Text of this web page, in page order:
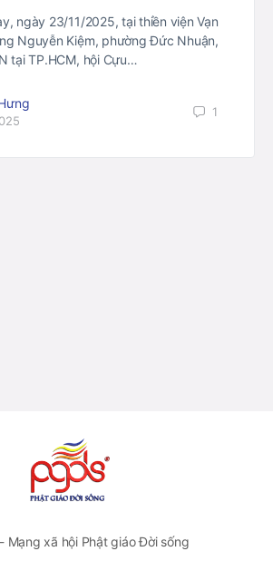
ngày 23/11/2025, tại thiền viện Vạn
Nguyễn Kiệm, phường Đức Nhuận,
tại TP.HCM, hội Cựu…
1
Mạng xã hội Phật giáo Đời sống